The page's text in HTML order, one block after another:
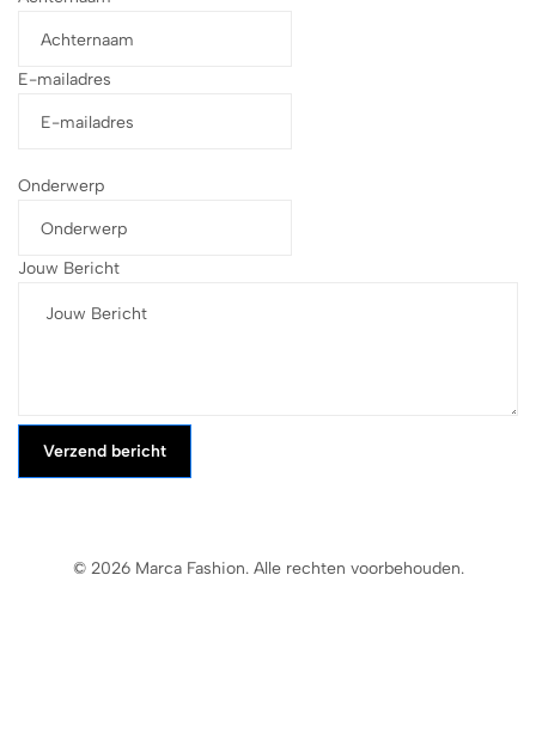
E-mailadres
Onderwerp
Jouw Bericht
Verzend bericht
© 2026 Marca Fashion. Alle rechten voorbehouden.